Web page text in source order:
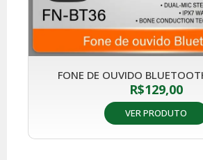
FONE DE OUVIDO
R$129,00
VER PRODUTO